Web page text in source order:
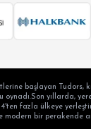
başlayan
yıllarda,
fazla ülkeye
bir perakende